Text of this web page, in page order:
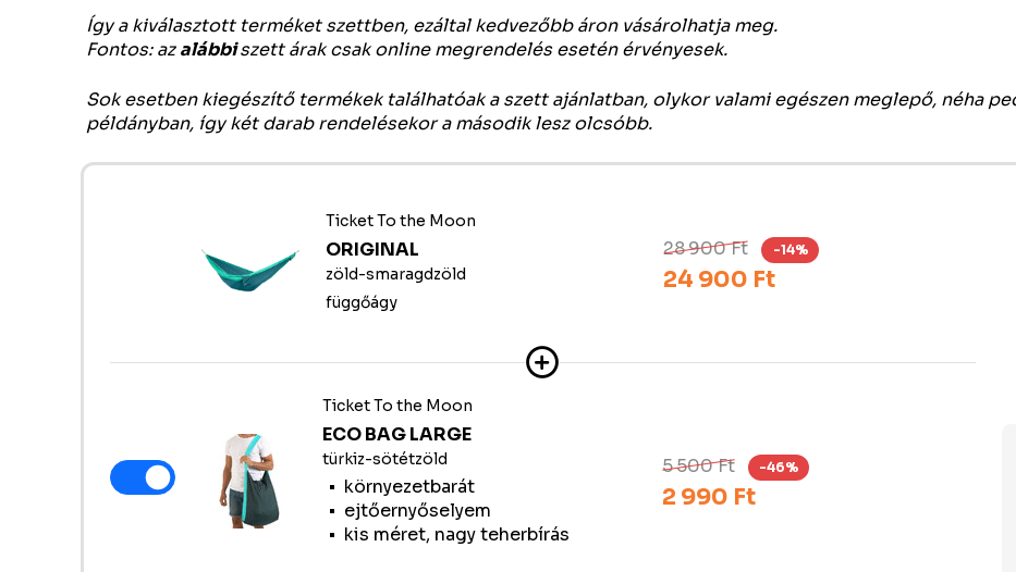
Így a kiválasztott terméket szettben, ezáltal kedvezőbb áron vásárolhatja meg.
Fontos: azalábbiszett árak csak online megrendelés esetén érvényesek.
Sok esetben kiegészítő termékek találhatóak a szett ajánlatban, olykor valami egészen meglepő, néha
példányban, így két darab rendelésekor a második lesz olcsóbb.
Ticket To the Moon
ORIGINAL
zöld-smaragdzöld
függőágy
28 900 Ft -14%
24 900 Ft
Ticket To the Moon
ECO BAG LARGE
türkiz-sötétzöld
környezetbarát
ejtőernyőselyem
kis méret, nagy teherbírás
5 500 Ft -46%
2 990 Ft